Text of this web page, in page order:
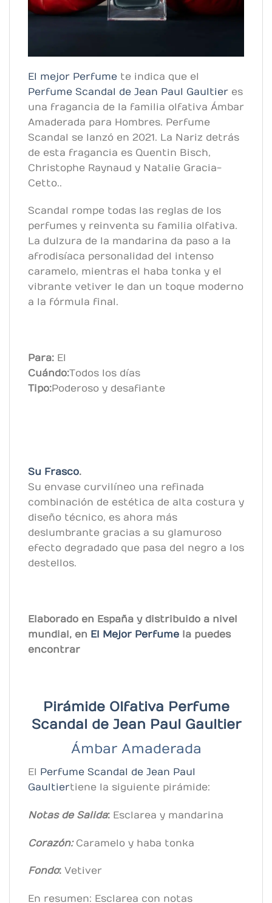
El mejor Perfume te indica que el
Perfume Scandal de Jean Paul Gaultier es
una fragancia de la familia olfativa Ámbar
Amaderada para Hombres. Perfume
Scandal se lanzó en 2021. La Nariz detrás
de esta fragancia es Quentin Bisch,
Christophe Raynaud y Natalie Gracia-
Cetto..
Scandal rompe todas las reglas de los
perfumes y reinventa su familia olfativa.
La dulzura de la mandarina da paso a la
afrodisíaca personalidad del intenso
caramelo, mientras el haba tonka y el
vibrante vetiver le dan un toque moderno
a la fórmula final.
Para: El
Cuándo:Todos los días
Tipo:Poderoso y desafiante
Su Frasco.
Su envase curvilíneo una refinada
combinación de estética de alta costura y
diseño técnico, es ahora más
deslumbrante gracias a su glamuroso
efecto degradado que pasa del negro a los
destellos.
Elaborado en España y distribuido a nivel
mundial, en El Mejor Perfume la puedes
encontrar
Pirámide Olfativa Perfume
Scandal de Jean Paul Gaultier
Ámbar Amaderada
El Perfume Scandal de Jean Paul
Gaultiertiene la siguiente pirámide:
Notas de Salida: Esclarea y mandarina
Corazón:Caramelo y haba tonka
Fondo: Vetiver
En resumen: Esclarea con notas